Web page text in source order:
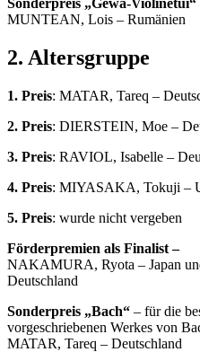
MUNTEAN, Lois – Rumänien
2. Altersgruppe
1. Preis: MATAR, Tareq –
2. Preis: DIERSTEIN, Moe –
3. Preis: RAVIOL, Isabelle –
4. Preis: MIYASAKA, Tokuji –
5. Preis: wurde nicht vergeben
Förderpremien als Finalist –
NAKAMURA, Ryota – Japan
Deutschland
Sonderpreis „Bach“ – für die
vorgeschriebenen Werkes von
MATAR, Tareq – Deutschland